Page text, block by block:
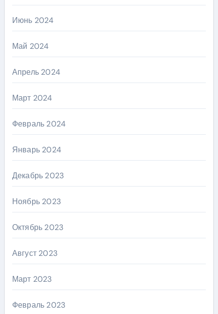
Июнь 2024
Май 2024
Апрель 2024
Март 2024
Февраль 2024
Январь 2024
Декабрь 2023
Ноябрь 2023
Октябрь 2023
Август 2023
Март 2023
Февраль 2023